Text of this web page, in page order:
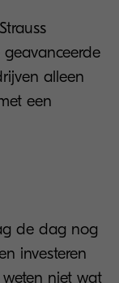
alleen
een
de dag nog
investeren
niet wat